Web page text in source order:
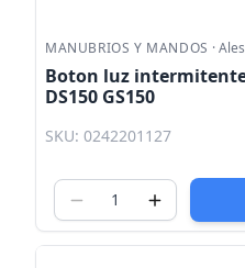
MANUBRIOS Y MANDOS ·
Boton luz
DS150 GS150
SKU: 0242201127